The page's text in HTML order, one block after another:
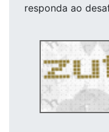
responda ao